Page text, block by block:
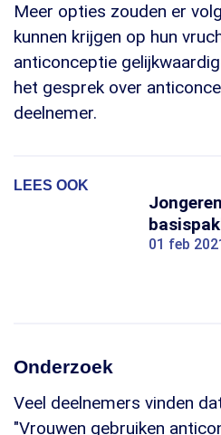
Meer opties zouden er
kunnen krijgen op hun
anticonceptie
het gesprek over
deelnemer.
LEES OOK
01 feb
Onderzoek
Veel deelnemers vinden
"Vrouwen gebruiken